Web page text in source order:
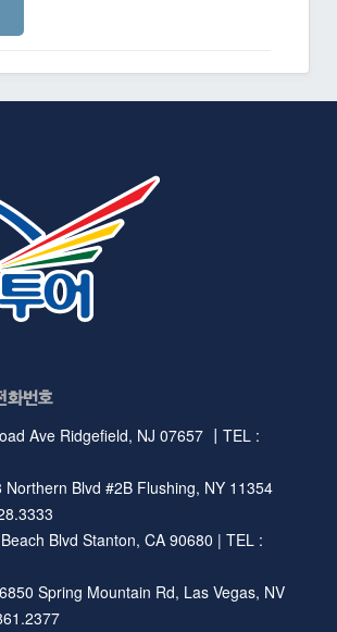
화번호
Ave Ridgefield, NJ 07657 ┃TEL :
Northern Blvd #2B Flushing, NY 11354
Blvd Stanton, CA 90680 | TEL :
Spring Mountain Rd, Las Vegas, NV